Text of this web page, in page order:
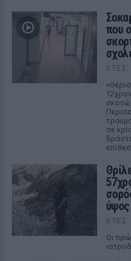
που
ΧΤΕΣ
σε
ύψος
ΧΤΕΣ
Οι